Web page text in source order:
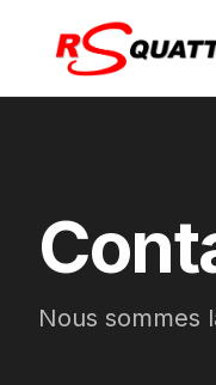
Nous sommes